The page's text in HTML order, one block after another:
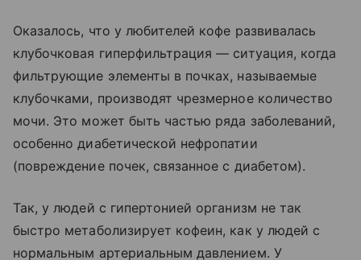
Оказалось, что у любителей кофе развивалась
клубочковая гиперфильтрация — ситуация, когда
фильтрующие элементы в почках, называемые
клубочками, производят чрезмерное количество
мочи. Это может быть частью ряда заболеваний,
особенно диабетической нефропатии
(повреждение почек, связанное с диабетом).
Так, у людей с гипертонией организм не так
быстро метаболизирует кофеин, как у людей с
нормальным артериальным давлением. У